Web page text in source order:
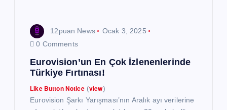
12puan News
Ocak 3, 2025
0 Comments
Eurovision’un En Çok İzlenenlerinde
Türkiye Fırtınası!
Like Button Notice(view)
Eurovision Şarkı Yarışması’nın Aralık ayı verilerine